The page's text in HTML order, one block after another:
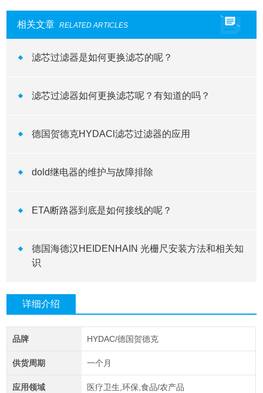
相关文章 RELATED ARTICLES
滤芯过滤器是如何更换滤芯的呢？
滤芯过滤器如何更换滤芯呢？有知道的吗？
德国贺德克HYDACl滤芯过滤器的应用
dold继电器的维护与故障排除
ETA断路器到底是如何接线的呢？
德国海德汉HEIDENHAIN 光栅尺安装方法和相关知
识
详细介绍
品牌 HYDAC/德国贺德克
供货周期 一个月
应用领域 医疗卫生,环保,食品/农产品